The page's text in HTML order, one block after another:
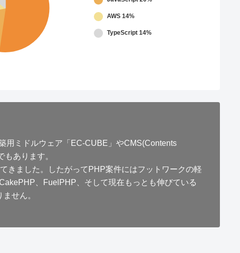
AWS 14%
TypeScript 14%
用ミドルウェア「EC-CUBE」やCMS(Contents
あります。
きました。したがってPHP案件にはフットワークの軽
、FuelPHP、そして現在もっとも伸びている
せん。